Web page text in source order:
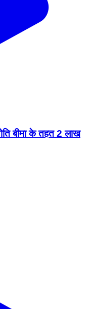
बीमा के तहत 2 लाख